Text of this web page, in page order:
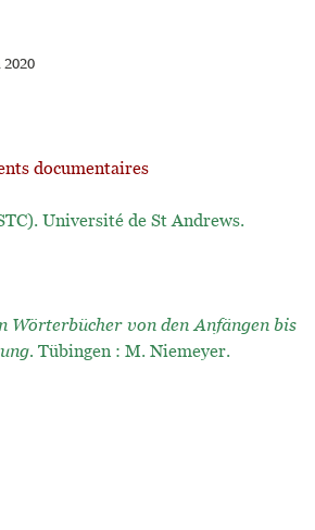
2020
documentaires
Université de St Andrews.
Wörterbücher von den Anfängen bis
Tübingen : M. Niemeyer.